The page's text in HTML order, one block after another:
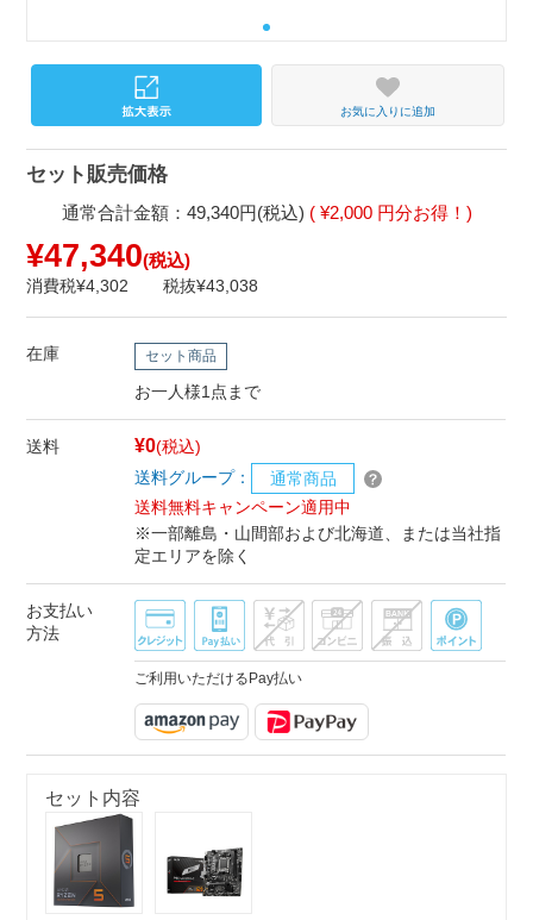
お気に入りに追加
セット販売価格
通常合計金額：49,340円(税込) ( ¥2,000 円分お得！)
¥47,340(税込)
消費税¥4,302 税抜¥43,038
在庫 セット商品
お一人様1点まで
送料 ¥0(税込)
送料グループ：
通常商品
送料無料キャンペーン適用中
※一部離島・山間部および北海道、または当社指
定エリアを除く
お支払い
方法
ご利用いただけるPay払い
セット内容